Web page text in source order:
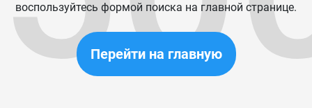
воспользуйтесь формой поиска на главной странице.
Перейти на главную